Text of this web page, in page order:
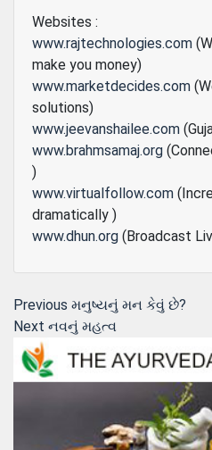
Websites :
www.rajtechnologies.com
make you money)
www.marketdecides.com
solutions)
www.jeevanshailee.com
www.brahmsamaj.org
)
www.virtualfollow.com
dramatically )
www.dhun.org (Broadcast
Post
navigation
Previous Previous
post:
મનુષ્યનું મન કેવું છે?
Next Next
નવનું મહત્વ